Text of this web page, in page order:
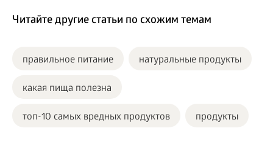
Читайте другие статьи по схожим темам
правильное питание натуральные продукты
какая пища полезна
топ-10 самых вредных продуктов продукты